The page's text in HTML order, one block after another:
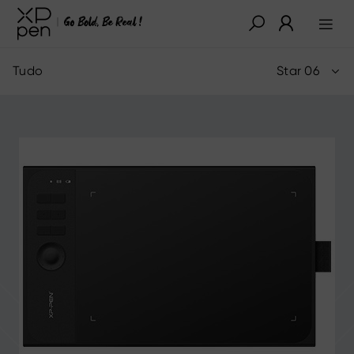
Tudo Star 06